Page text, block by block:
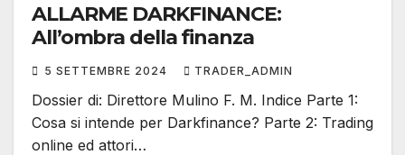
ALLARME DARKFINANCE:
All’ombra della finanza
5 SETTEMBRE 2024 TRADER_ADMIN
Dossier di: Direttore Mulino F. M. Indice Parte 1:
Cosa si intende per Darkfinance? Parte 2: Trading
online ed attori…